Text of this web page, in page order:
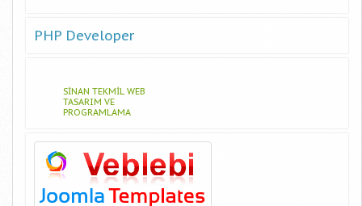
PHP Developer
SINAN TEKMIL WEB
TASARIM VE
PROGRAMLAMA